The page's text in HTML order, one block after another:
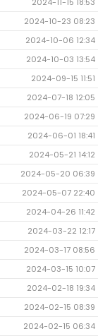
2024-10-23 08:23
2024-10-06 12:34
2024-10-03 13:54
2024-09-15 11:51
2024-07-18 12:05
2024-06-19 07:29
2024-06-01 18:41
2024-05-21 14:12
2024-05-20 06:39
2024-05-07 22:40
2024-04-26 11:42
2024-03-22 12:17
2024-03-17 08:56
2024-03-15 10:07
2024-02-18 19:34
2024-02-15 08:39
2024-02-15 06:34